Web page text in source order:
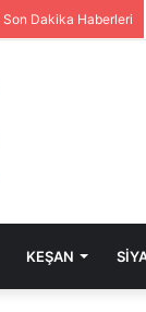
Son Dakika Haberleri
KEŞAN